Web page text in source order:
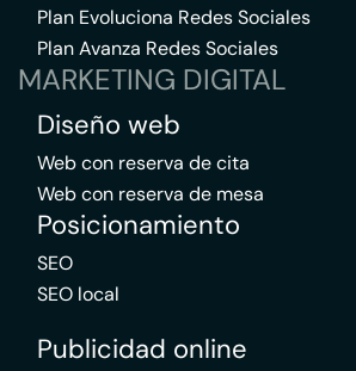
Plan Evoluciona Redes Sociales
Plan Avanza Redes Sociales
MARKETING DIGITAL
Diseño web
Web con reserva de cita
Web con reserva de mesa
Posicionamiento
SEO
SEO local
Publicidad online